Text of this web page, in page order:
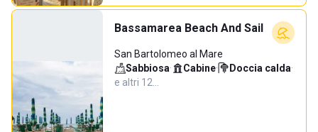
Bassamarea Beach And Sail
San Bartolomeo al Mare
Sabbiosa· Cabine· Doccia calda·
e altri 12…